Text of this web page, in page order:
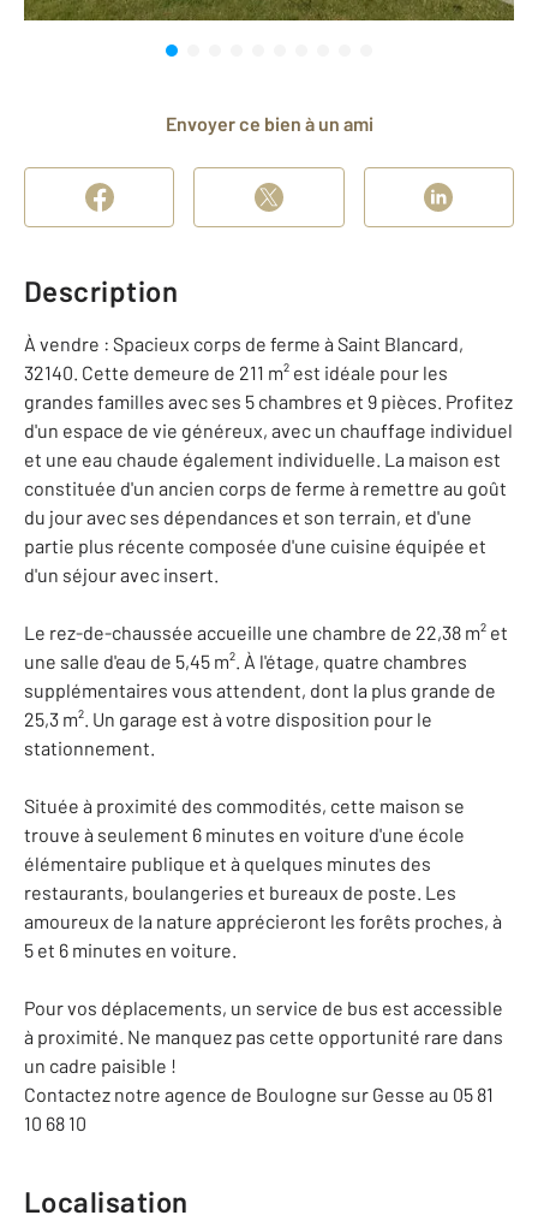
Envoyer ce bien à un ami
Description
À vendre : Spacieux corps de ferme à Saint Blancard,
32140. Cette demeure de 211 m² est idéale pour les
grandes familles avec ses 5 chambres et 9 pièces. Profitez
d'un espace de vie généreux, avec un chauffage individuel
et une eau chaude également individuelle. La maison est
constituée d'un ancien corps de ferme à remettre au goût
du jour avec ses dépendances et son terrain, et d'une
partie plus récente composée d'une cuisine équipée et
d'un séjour avec insert.
Le rez-de-chaussée accueille une chambre de 22,38 m² et
une salle d'eau de 5,45 m². À l'étage, quatre chambres
supplémentaires vous attendent, dont la plus grande de
25,3 m². Un garage est à votre disposition pour le
stationnement.
Située à proximité des commodités, cette maison se
trouve à seulement 6 minutes en voiture d'une école
élémentaire publique et à quelques minutes des
restaurants, boulangeries et bureaux de poste. Les
amoureux de la nature apprécieront les forêts proches, à
5 et 6 minutes en voiture.
Pour vos déplacements, un service de bus est accessible
à proximité. Ne manquez pas cette opportunité rare dans
un cadre paisible !
Contactez notre agence de Boulogne sur Gesse au 05 81
10 68 10
Localisation